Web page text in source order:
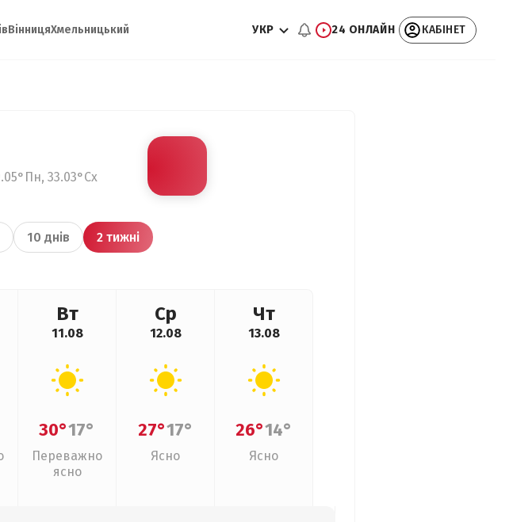
ВінницяХмельницький УКР 24 ОНЛАЙН КАБІНЕТ
33.03°Сх
10 днів 2 тижні
Вт
11.08
30°17°
Переважно
ясно
Ср
12.08
27°17°
Ясно
Чт
13.08
26°14°
Ясно